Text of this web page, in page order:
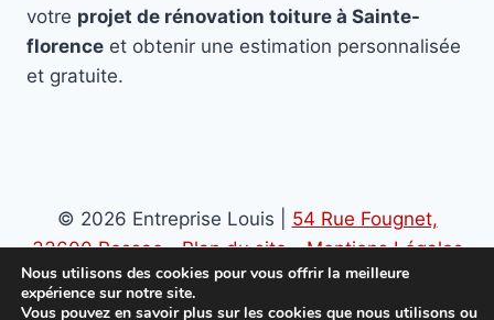
votre projet de rénovation toiture à Sainte-
florence et obtenir une estimation personnalisée
et gratuite.
© 2026 Entreprise Louis | 54 Rue Fougnet,
33600 Pessac-Plan du site-Mentions Légales
-Politique de confidentialité
Nous utilisons des cookies pour vous offrir la meilleure
expérience sur notre site.
Vous pouvez en savoir plus sur les cookies que nous utilisons ou